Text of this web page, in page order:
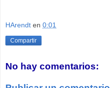
HArendt en 0:01
Compartir
No hay comentarios: